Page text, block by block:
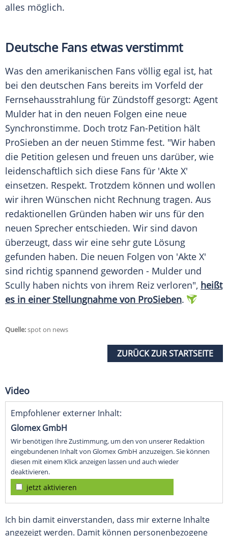
alles möglich.
Deutsche Fans etwas verstimmt
Was den amerikanischen Fans völlig egal ist, hat
bei den deutschen Fans bereits im Vorfeld der
Fernsehausstrahlung für Zündstoff gesorgt: Agent
Mulder hat in den neuen Folgen eine neue
Synchronstimme. Doch trotz Fan-Petition hält
ProSieben an der neuen Stimme fest. "Wir haben
die Petition gelesen und freuen uns darüber, wie
leidenschaftlich sich diese Fans für 'Akte X'
einsetzen. Respekt. Trotzdem können und wollen
wir ihren Wünschen nicht Rechnung tragen. Aus
redaktionellen Gründen haben wir uns für den
neuen Sprecher entschieden. Wir sind davon
überzeugt, dass wir eine sehr gute Lösung
gefunden haben. Die neuen Folgen von 'Akte X'
sind richtig spannend geworden - Mulder und
Scully haben nichts von ihrem Reiz verloren", heißt
es in einer Stellungnahme von ProSieben.
Quelle:spot on news
ZURÜCK ZUR STARTSEITE
Video
Empfohlener externer Inhalt:
Glomex GmbH
Wir benötigen Ihre Zustimmung, um den von unserer Redaktion
eingebundenen Inhalt von Glomex GmbH anzuzeigen. Sie können
diesen mit einem Klick anzeigen lassen und auch wieder
deaktivieren.
jetzt aktivieren
Ich bin damit einverstanden, dass mir externe Inhalte
angezeigt werden. Damit können personenbezogene